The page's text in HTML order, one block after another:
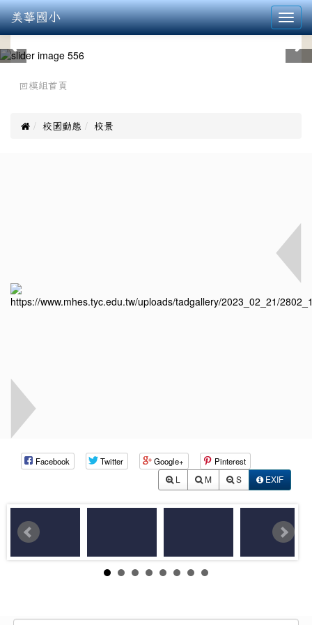
美華國小
回模組首頁
 校園動態 校景
Facebook Twitter Google+ Pinterest
L M S EXIF